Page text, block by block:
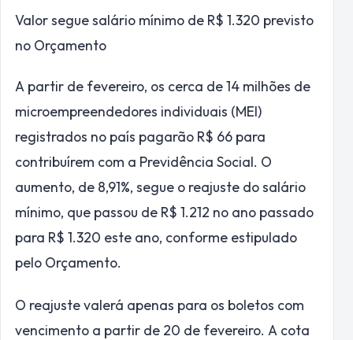
Valor segue salário mínimo de R$ 1.320 previsto
no Orçamento
A partir de fevereiro, os cerca de 14 milhões de
microempreendedores individuais (MEI)
registrados no país pagarão R$ 66 para
contribuírem com a Previdência Social. O
aumento, de 8,91%, segue o reajuste do salário
mínimo, que passou de R$ 1.212 no ano passado
para R$ 1.320 este ano, conforme estipulado
pelo Orçamento.
O reajuste valerá apenas para os boletos com
vencimento a partir de 20 de fevereiro. A cota